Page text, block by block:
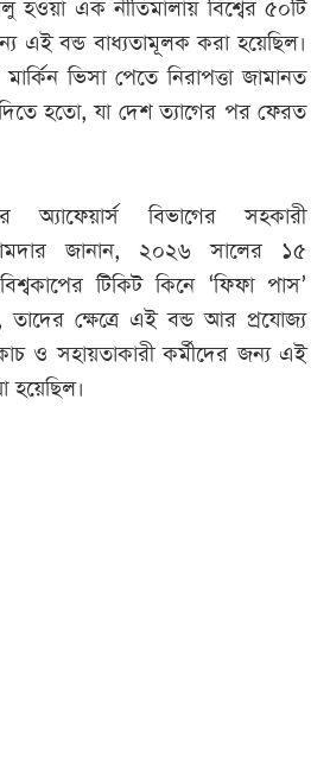
এক নীতিমালায় বিশ্বের ৫০টি
এই বন্ড বাধ্যতামূলক করা হয়েছিল।
ভিসা পেতে নিরাপত্তা জামানত
হতো, যা দেশ ত্যাগের পর ফেরত
অ্যাফেয়ার্স বিভাগের সহকারী
নামদার জানান, ২০২৬ সালের ১৫
টিকিট কিনে ‘ফিফা পাস’
তাদের ক্ষেত্রে এই বন্ড আর প্রযোজ্য
ও সহায়তাকারী কর্মীদের জন্য এই